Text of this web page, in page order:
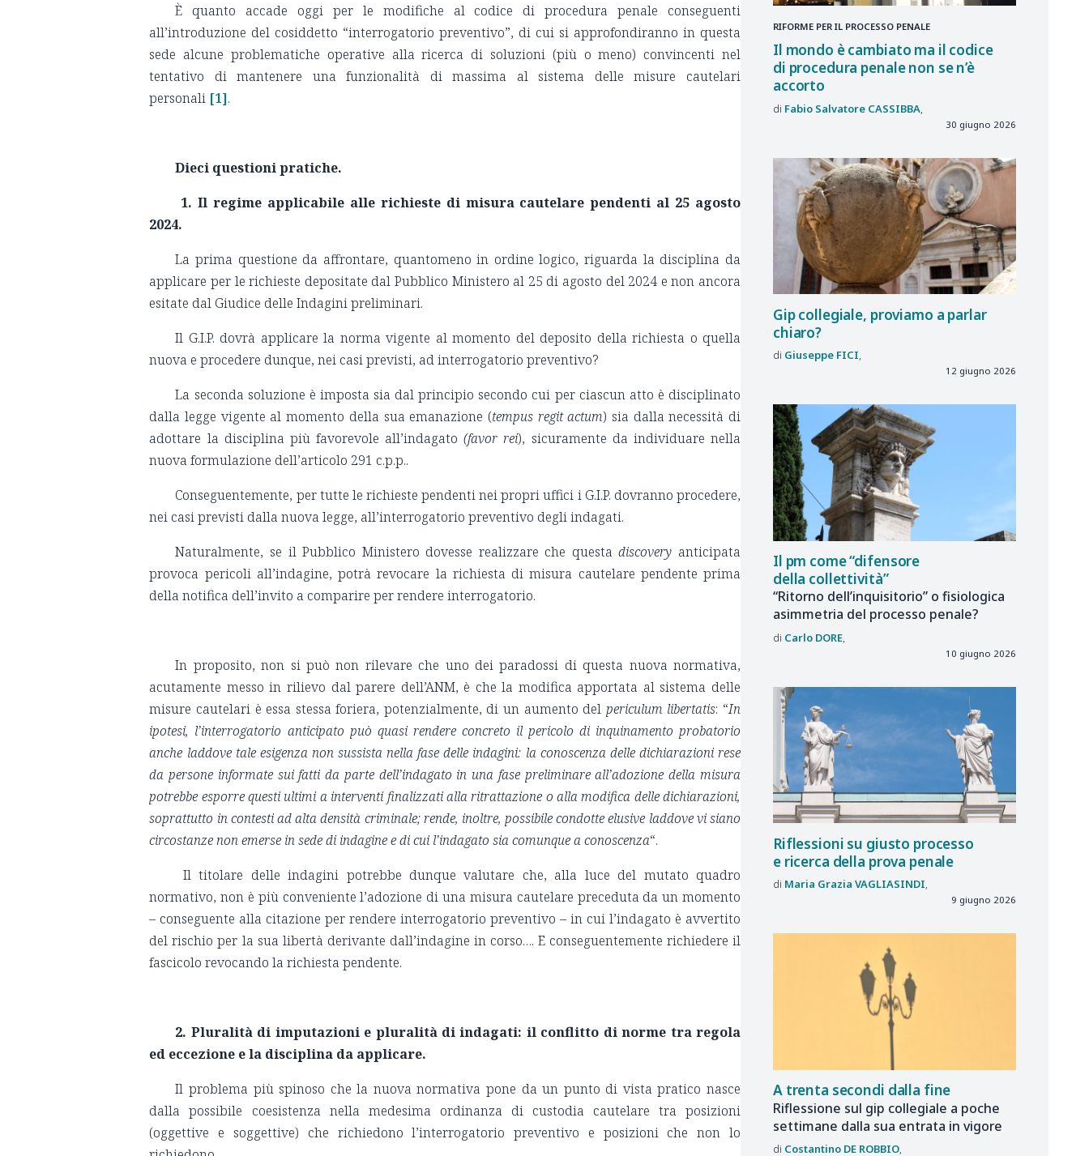
È quanto accade oggi per le modifiche al codice di procedura penale conseguenti
all’introduzione del cosiddetto “interrogatorio preventivo”, di cui si approfondiranno in questa
sede alcune problematiche operative alla ricerca di soluzioni (più o meno) convincenti nel
tentativo di mantenere una funzionalità di massima al sistema delle misure cautelari
personali [1].
Dieci questioni pratiche.
1. Il regime applicabile alle richieste di misura cautelare pendenti al 25 agosto
2024.
La prima questione da affrontare, quantomeno in ordine logico, riguarda la disciplina da
applicare per le richieste depositate dal Pubblico Ministero al 25 di agosto del 2024 e non ancora
esitate dal Giudice delle Indagini preliminari.
Il G.I.P. dovrà applicare la norma vigente al momento del deposito della richiesta o quella
nuova e procedere dunque, nei casi previsti, ad interrogatorio preventivo?
La seconda soluzione è imposta sia dal principio secondo cui per ciascun atto è disciplinato
dalla legge vigente al momento della sua emanazione (tempus regit actum) sia dalla necessità di
adottare la disciplina più favorevole all’indagato(favor rei), sicuramente da individuare nella
nuova formulazione dell’articolo 291 c.p.p..
Conseguentemente, per tutte le richieste pendenti nei propri uffici i G.I.P. dovranno procedere,
nei casi previsti dalla nuova legge, all’interrogatorio preventivo degli indagati.
Naturalmente, se il Pubblico Ministero dovesse realizzare che questadiscovery anticipata
provoca pericoli all’indagine, potrà revocare la richiesta di misura cautelare pendente prima
della notifica dell’invito a comparire per rendere interrogatorio.
In proposito, non si può non rilevare che uno dei paradossi di questa nuova normativa,
acutamente messo in rilievo dal parere dell’ANM, è che la modifica apportata al sistema delle
misure cautelari è essa stessa foriera, potenzialmente, di un aumento del periculum libertatis: “In
ipotesi, l’interrogatorio anticipato può quasi rendere concreto il pericolo di inquinamento probatorio
anche laddove tale esigenza non sussista nella fase delle indagini: la conoscenza delle dichiarazioni rese
da persone informate sui fatti da parte dell’indagato in una fase preliminare all’adozione della misura
potrebbe esporre questi ultimi a interventi finalizzati alla ritrattazione o alla modifica delle dichiarazioni,
soprattutto in contesti ad alta densità criminale; rende, inoltre, possibile condotte elusive laddove vi siano
circostanze non emerse in sede di indagine e di cui l’indagato sia comunque a conoscenza“.
Il titolare delle indagini potrebbe dunque valutare che, alla luce del mutato quadro
normativo, non è più conveniente l’adozione di una misura cautelare preceduta da un momento
– conseguente alla citazione per rendere interrogatorio preventivo – in cui l’indagato è avvertito
del rischio per la sua libertà derivante dall’indagine in corso…. E conseguentemente richiedere il
fascicolo revocando la richiesta pendente.
2. Pluralità di imputazioni e pluralità di indagati: il conflitto di norme tra regola
ed eccezione e la disciplina da applicare.
Il problema più spinoso che la nuova normativa pone da un punto di vista pratico nasce
dalla possibile coesistenza nella medesima ordinanza di custodia cautelare tra posizioni
(oggettive e soggettive) che richiedono l’interrogatorio preventivo e posizioni che non lo
RIFORME PER IL PROCESSO PENALE
Il mondo è cambiato ma il codice
di procedura penale non se n’è
accorto
Fabio Salvatore CASSIBBA
30 giugno 2026
Gip collegiale, proviamo a parlar
chiaro?
Giuseppe FICI
12 giugno 2026
Il pm come “difensore
della collettività”
“Ritorno dell’inquisitorio” o fisiologica
asimmetria del processo penale?
Carlo DORE
10 giugno 2026
Riflessioni su giusto processo
e ricerca della prova penale
Maria Grazia VAGLIASINDI
9 giugno 2026
A trenta secondi dalla fine
Riflessione sul gip collegiale a poche
settimane dalla sua entrata in vigore
Costantino DE ROBBIO